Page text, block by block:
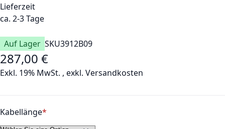
Lieferzeit
ca. 2-3 Tage
Auf Lager SKU3912B09
287,00 €
Exkl. 19% MwSt. , exkl. Versandkosten
Kabellänge